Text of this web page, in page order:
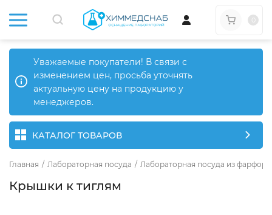
Уважаемые покупатели! В связи с
изменением цен, просьба уточнять
актуальную цену на продукцию у
менеджеров.
КАТАЛОГ ТОВАРОВ
Главная / Лабораторная посуда / Лабораторная посуда из фарфора
Крышки к тиглям